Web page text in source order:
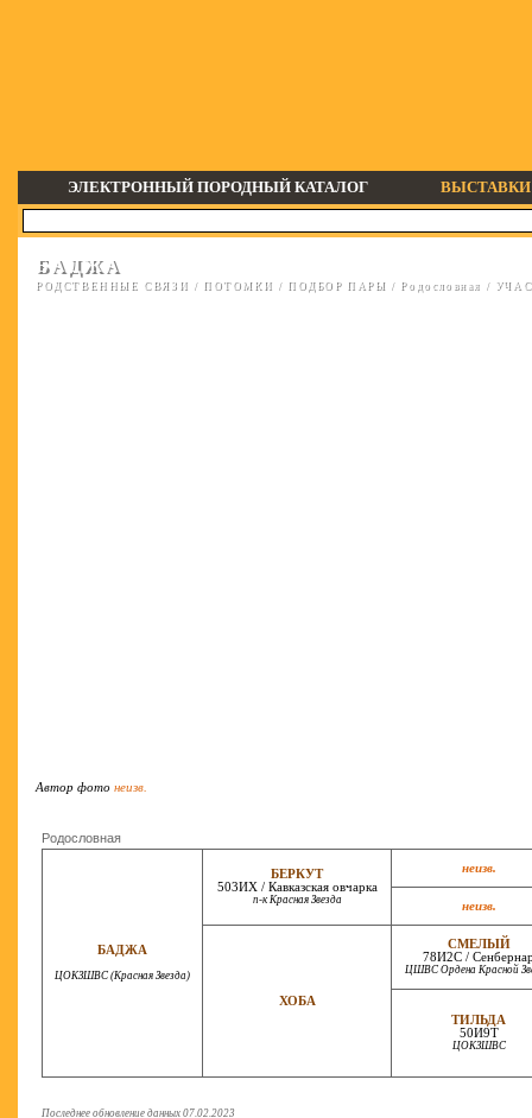
ЭЛЕКТРОННЫЙ ПОРОДНЫЙ КАТАЛОГ ВЫСТАВКИ
БАДЖА
РОДСТВЕННЫЕ СВЯЗИ / ПОТОМКИ / ПОДБОР ПАРЫ / Родословная /
Автор фото неизв.
Родословная
БАДЖА
ЦОКЗШВС (Красная Звезда)
БЕРКУТ
503ИХ / Кавказская овчарка
п-к Красная Звезда
неизв.
неизв.
ХОБА
СМЕЛЫЙ
78И2С /
ЦШВС Ордена Красной
ТИЛЬДА
50И9Т
ЦОКЗШВС
Последнее обновление данных 07.02.2023